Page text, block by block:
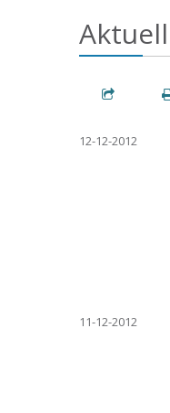
12-12-2012
11-12-2012